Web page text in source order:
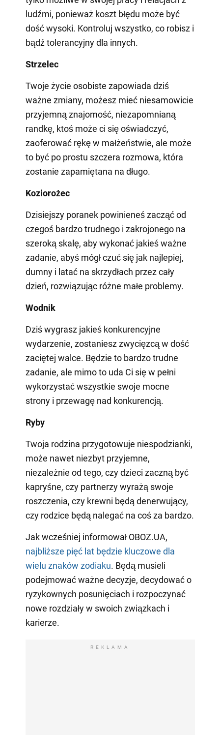
ludźmi, ponieważ koszt błędu może być
dość wysoki. Kontroluj wszystko, co robisz i
bądź tolerancyjny dla innych.
Strzelec
Twoje życie osobiste zapowiada dziś
ważne zmiany, możesz mieć niesamowicie
przyjemną znajomość, niezapomnianą
randkę, ktoś może ci się oświadczyć,
zaoferować rękę w małżeństwie, ale może
to być po prostu szczera rozmowa, która
zostanie zapamiętana na długo.
Koziorożec
Dzisiejszy poranek powinieneś zacząć od
czegoś bardzo trudnego i zakrojonego na
szeroką skalę, aby wykonać jakieś ważne
zadanie, abyś mógł czuć się jak najlepiej,
dumny i latać na skrzydłach przez cały
dzień, rozwiązując różne małe problemy.
Wodnik
Dziś wygrasz jakieś konkurencyjne
wydarzenie, zostaniesz zwycięzcą w dość
zaciętej walce. Będzie to bardzo trudne
zadanie, ale mimo to uda Ci się w pełni
wykorzystać wszystkie swoje mocne
strony i przewagę nad konkurencją.
Ryby
Twoja rodzina przygotowuje niespodzianki,
może nawet niezbyt przyjemne,
niezależnie od tego, czy dzieci zaczną być
kapryśne, czy partnerzy wyrażą swoje
roszczenia, czy krewni będą denerwujący,
czy rodzice będą nalegać na coś za bardzo.
Jak wcześniej informował OBOZ.UA,
najbliższe pięć lat będzie kluczowe dla
wielu znaków zodiaku. Będą musieli
podejmować ważne decyzje, decydować o
ryzykownych posunięciach i rozpoczynać
nowe rozdziały w swoich związkach i
karierze.
REKLAMA